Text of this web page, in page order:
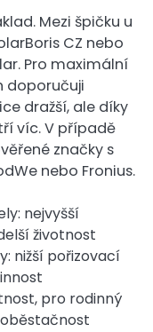
Mezi špičku u
CZ nebo
Pro maximální
doporučuji
dražší, ale díky
víc. V případě
značky s
nebo Fronius.
nejvyšší
životnost
nižší pořizovací
pro rodinný